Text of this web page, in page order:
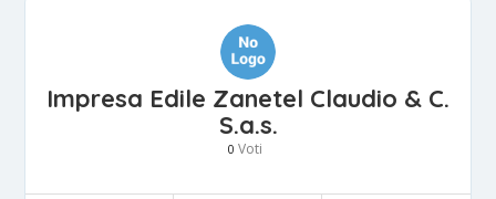
Impresa Edile Zanetel Claudio & C.
S.a.s.
0 Voti